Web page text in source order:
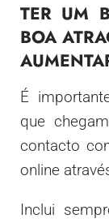
TER UM
BOA
É
que
contacto
online
Inclui